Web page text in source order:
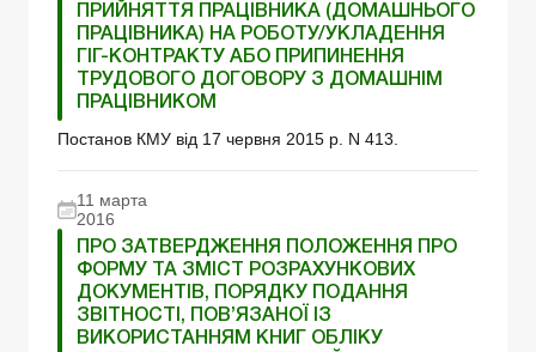
ПРИЙНЯТТЯ ПРАЦІВНИКА (ДОМАШНЬОГО
ПРАЦІВНИКА) НА РОБОТУ/УКЛАДЕННЯ
ГІГ-КОНТРАКТУ АБО ПРИПИНЕННЯ
ТРУДОВОГО ДОГОВОРУ З ДОМАШНІМ
ПРАЦІВНИКОМ
Постанов КМУ від 17 червня 2015 р. N 413.
11 марта
2016
ПРО ЗАТВЕРДЖЕННЯ ПОЛОЖЕННЯ ПРО
ФОРМУ ТА ЗМІСТ РОЗРАХУНКОВИХ
ДОКУМЕНТІВ, ПОРЯДКУ ПОДАННЯ
ЗВІТНОСТІ, ПОВ’ЯЗАНОЇ ІЗ
ВИКОРИСТАННЯМ КНИГ ОБЛІКУ